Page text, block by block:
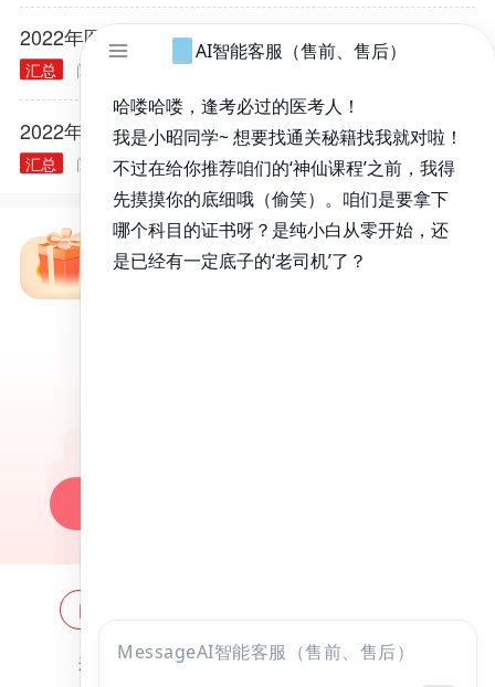
2022年医师资格考试报名规定常见问题汇总
汇总 阅读量： 40314
2022年各类执业/助理医师实践技能大纲汇总
汇总 阅读量： 40240 2021.11.30
免费备考资料包
网站地图
违法和不良信息举报邮箱：zzjy-fw@yikao88.com
点击